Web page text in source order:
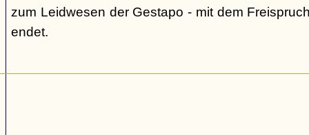
zum Leidwesen der Gestapo - mit dem
endet.